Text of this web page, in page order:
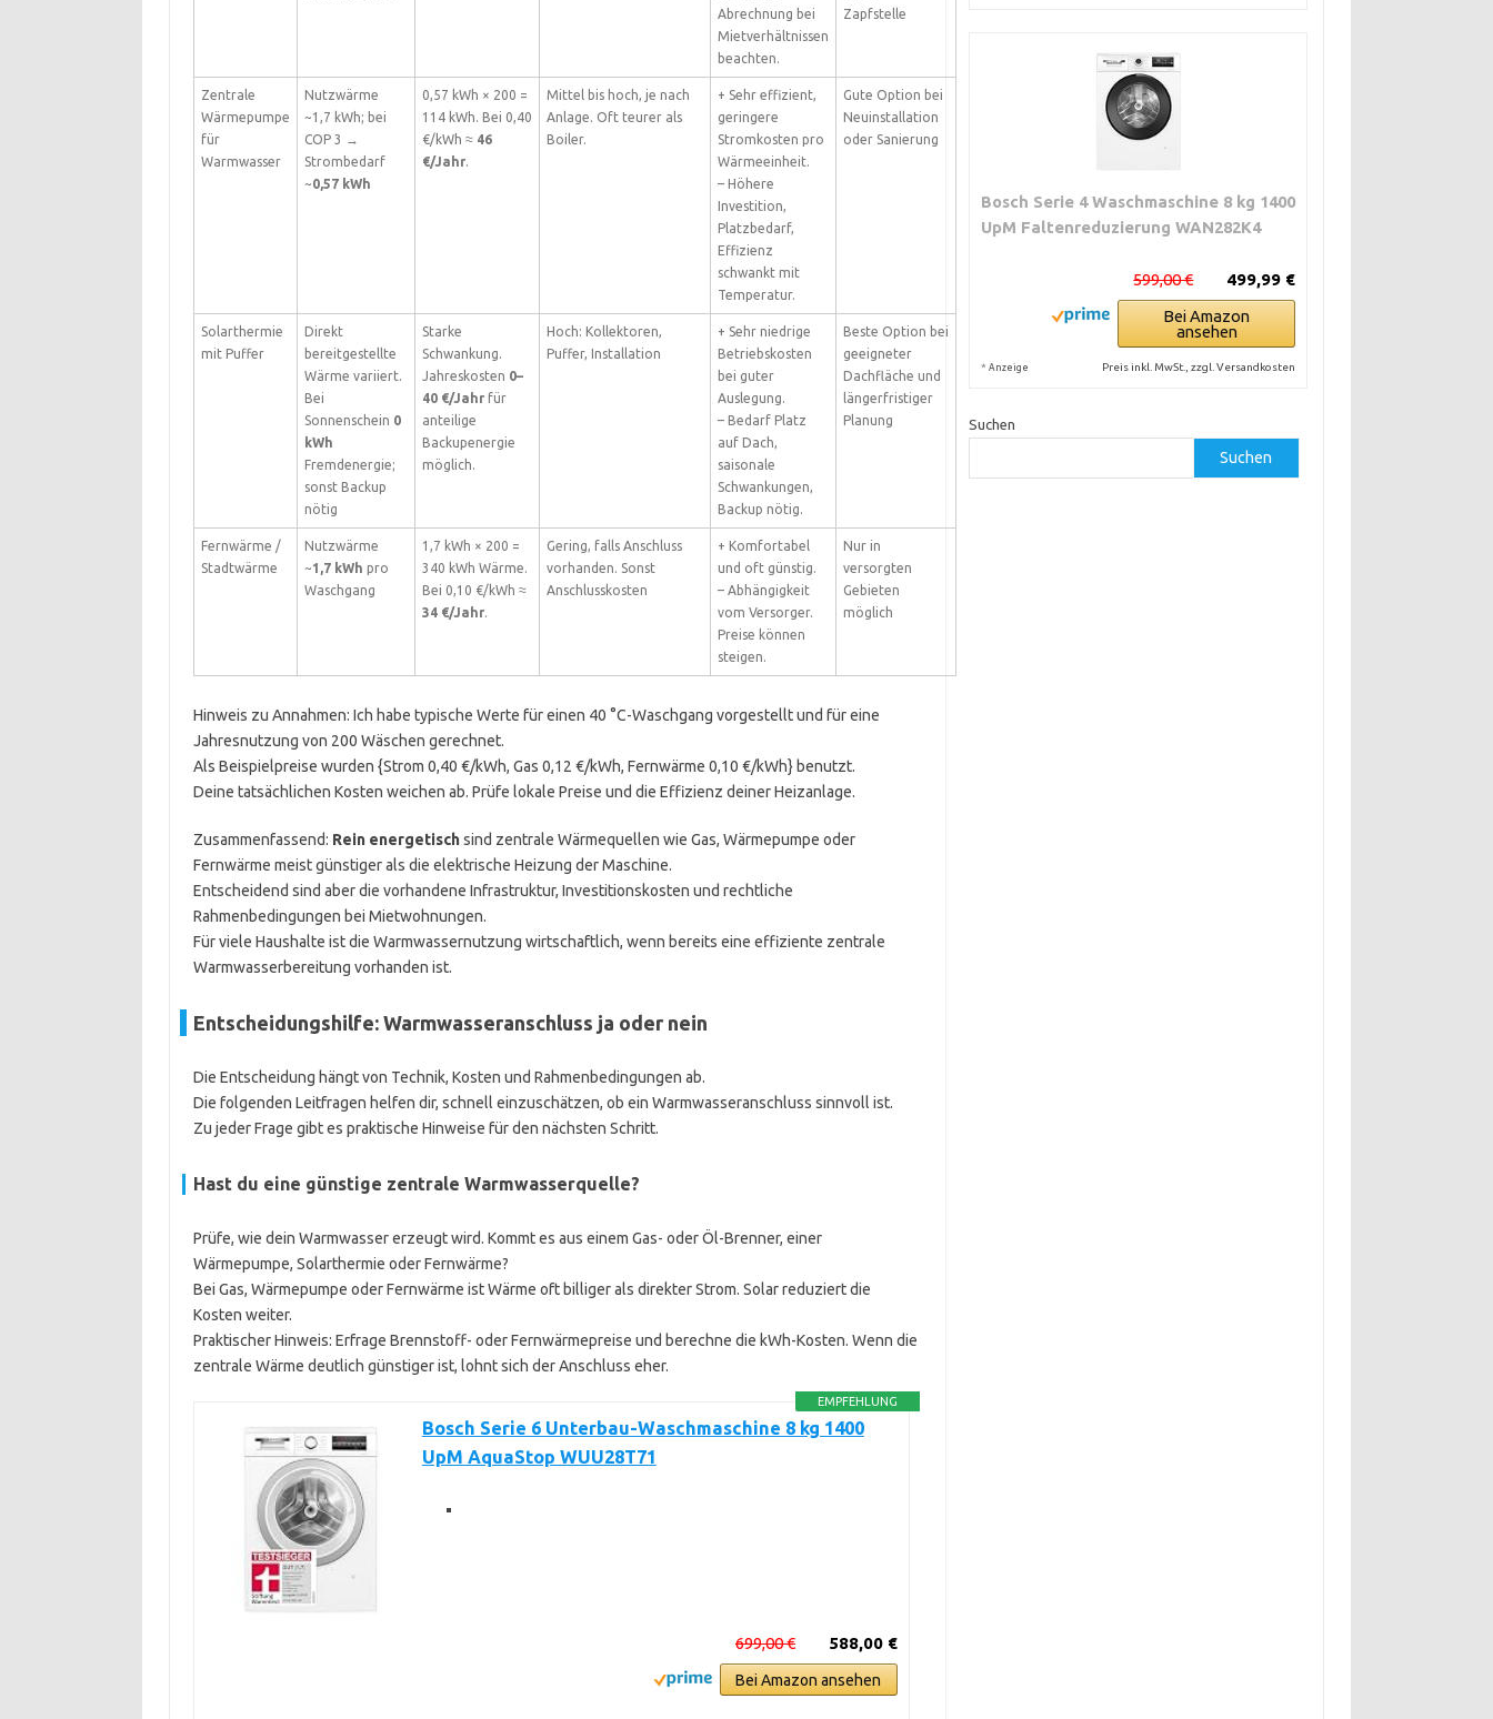
Abrechnung bei
Mietverhältnissen
beachten.
Zapfstelle
Zentrale
Wärmepumpe
für
Warmwasser
Nutzwärme
~1,7 kWh; bei
COP 3 →
Strombedarf
~0,57 kWh
0,57 kWh × 200 =
114 kWh. Bei 0,40
€/kWh ≈ 46
€/Jahr.
Mittel bis hoch, je nach
Anlage. Oft teurer als
Boiler.
+ Sehr effizient,
geringere
Stromkosten pro
Wärmeeinheit.
– Höhere
Investition,
Platzbedarf,
Effizienz
schwankt mit
Temperatur.
Gute Option bei
Neuinstallation
oder Sanierung
Solarthermie
mit Puffer
Direkt
bereitgestellte
Wärme variiert.
Bei
Sonnenschein 0
kWh
Fremdenergie;
sonst Backup
nötig
Starke
Schwankung.
Jahreskosten 0–
40 €/Jahrfür
anteilige
Backupenergie
möglich.
Hoch: Kollektoren,
Puffer, Installation
+ Sehr niedrige
Betriebskosten
bei guter
Auslegung.
– Bedarf Platz
auf Dach,
saisonale
Schwankungen,
Backup nötig.
Beste Option bei
geeigneter
Dachfläche und
längerfristiger
Planung
Fernwärme /
Stadtwärme
Nutzwärme
~1,7 kWh pro
Waschgang
1,7 kWh × 200 =
340 kWh Wärme.
Bei 0,10 €/kWh ≈
34 €/Jahr.
Gering, falls Anschluss
vorhanden. Sonst
Anschlusskosten
+ Komfortabel
und oft günstig.
– Abhängigkeit
vom Versorger.
Preise können
steigen.
Nur in
versorgten
Gebieten
möglich
Hinweis zu Annahmen: Ich habe typische Werte für einen 40 °C-Waschgang vorgestellt und für eine
Jahresnutzung von 200 Wäschen gerechnet.
Als Beispielpreise wurden {Strom 0,40 €/kWh, Gas 0,12 €/kWh, Fernwärme 0,10 €/kWh} benutzt.
Deine tatsächlichen Kosten weichen ab. Prüfe lokale Preise und die Effizienz deiner Heizanlage.
Zusammenfassend: Rein energetischsind zentrale Wärmequellen wie Gas, Wärmepumpe oder
Fernwärme meist günstiger als die elektrische Heizung der Maschine.
Entscheidend sind aber die vorhandene Infrastruktur, Investitionskosten und rechtliche
Rahmenbedingungen bei Mietwohnungen.
Für viele Haushalte ist die Warmwassernutzung wirtschaftlich, wenn bereits eine effiziente zentrale
Warmwasserbereitung vorhanden ist.
Entscheidungshilfe: Warmwasseranschluss ja oder nein
Die Entscheidung hängt von Technik, Kosten und Rahmenbedingungen ab.
Die folgenden Leitfragen helfen dir, schnell einzuschätzen, ob ein Warmwasseranschluss sinnvoll ist.
Zu jeder Frage gibt es praktische Hinweise für den nächsten Schritt.
Hast du eine günstige zentrale Warmwasserquelle?
Prüfe, wie dein Warmwasser erzeugt wird. Kommt es aus einem Gas- oder Öl-Brenner, einer
Wärmepumpe, Solarthermie oder Fernwärme?
Bei Gas, Wärmepumpe oder Fernwärme ist Wärme oft billiger als direkter Strom. Solar reduziert die
Kosten weiter.
Praktischer Hinweis: Erfrage Brennstoff- oder Fernwärmepreise und berechne die kWh-Kosten. Wenn die
zentrale Wärme deutlich günstiger ist, lohnt sich der Anschluss eher.
EMPFEHLUNG
Bosch Serie 6 Unterbau-Waschmaschine 8 kg 1400
UpM AquaStop WUU28T71
588,00 €
699,00 €
Bei Amazon ansehen
Bosch Serie 4 Waschmaschine 8 kg 1400
UpM Faltenreduzierung WAN282K4
499,99 €
599,00 €
Bei Amazon
ansehen
* Anzeige Preis inkl. MwSt., zzgl. Versandkosten
Suchen
Suchen